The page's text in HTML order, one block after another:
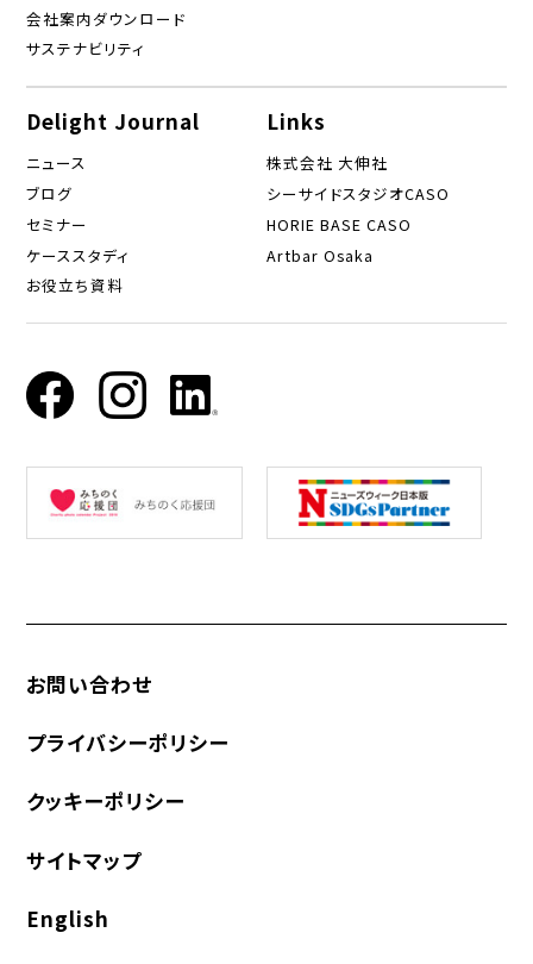
会社案内ダウンロード
サステナビリティ
Delight Journal
ニュース
ブログ
セミナー
ケーススタディ
お役立ち資料
Links
株式会社 大伸社
シーサイドスタジオCASO
HORIE BASE CASO
Artbar Osaka
お問い合わせ
プライバシーポリシー
クッキーポリシー
サイトマップ
English